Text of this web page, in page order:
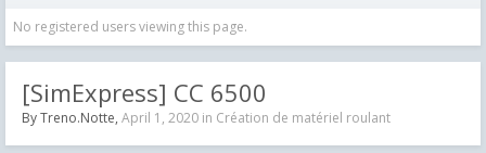
No registered users viewing this page.
[SimExpress] CC 6500
ByTreno.Notte, April 1, 2020 in Création de matériel roulant